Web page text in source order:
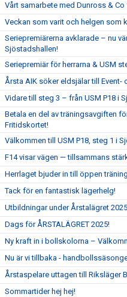
Vårt samarbete med Dunross &
Veckan som varit och helgen som
Seriepremiärerna avklarade – nu
Sjöstadshallen!
Seriepremiär för herrarna & USM
Årsta AIK söker eldsjälar till Event-
Vidare till steg 3 – från USM P18 i
Betala en del av träningsavgiften
Fritidskortet!
Välkommen till USM P18, steg 1 i
F14 visar vägen — tillsammans
Herrlaget bjuder in till öppen
Tack för en fantastisk lägerhelg!
Utbildningar under Årstalägret
Dags för ÅRSTALÄGRET 2025!
Ny kraft in i bollskolorna –
Nu är vi tillbaka -
Årstaspelare uttagen till Riksläger
Sommartider hej hej!